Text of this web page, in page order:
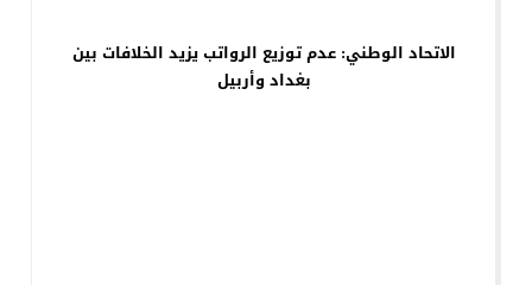
الاتحاد الوطني: عدم توزيع الرواتب يزيد الخلافات بين
بغداد وأربيل